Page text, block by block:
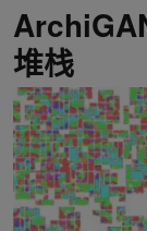
堆栈